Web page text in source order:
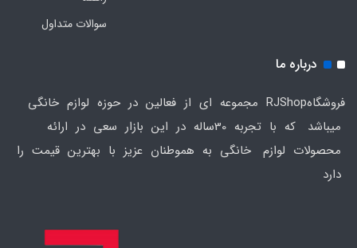
سوالات متداول
درباره ما
فروشگاهRJShop مجموعه ای از فعالین در حوزه لوازم خانگی
میباشد که با تجربه 30ساله در این بازار سعی در ارائه
محصولات لوازم خانگی به هموطنان عزیز با بهترین قیمت را
دارد